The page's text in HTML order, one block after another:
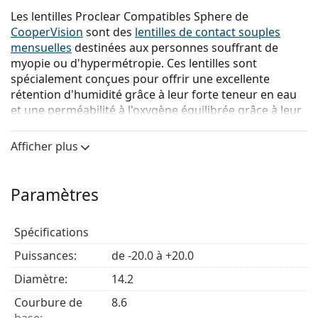
Les lentilles Proclear Compatibles Sphere de
CooperVision sont des lentilles de contact souples
mensuelles destinées aux personnes souffrant de
myopie ou d'hypermétropie. Ces lentilles sont
spécialement conçues pour offrir une excellente
rétention d'humidité grâce à leur forte teneur en eau
et une perméabilité à l'oxygène équilibrée grâce à leur
particulièrement aux utilisateurs souffrant du
syndrome de l'œil sec.
des lentilles de contact Proclear Sphere et ne peut
rupture de stock. Les modèles actuellement en rupture
de stock ne peuvent pas être commandés.
Principaux avantages
Afficher plus
Paramètres
Spécifications
Puissances:
de -20.0 à +20.0
Diamètre:
14.2
Courbure de
8.6